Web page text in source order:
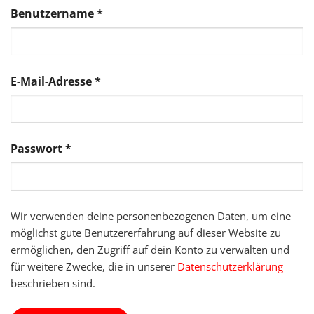
Benutzername*Erforderlich
E-Mail-Adresse*Erforderlich
Passwort*Erforderlich
Wir verwenden deine personenbezogenen Daten, um eine
möglichst gute Benutzererfahrung auf dieser Website zu
ermöglichen, den Zugriff auf dein Konto zu verwalten und
für weitere Zwecke, die in unserer Datenschutzerklärung
beschrieben sind.